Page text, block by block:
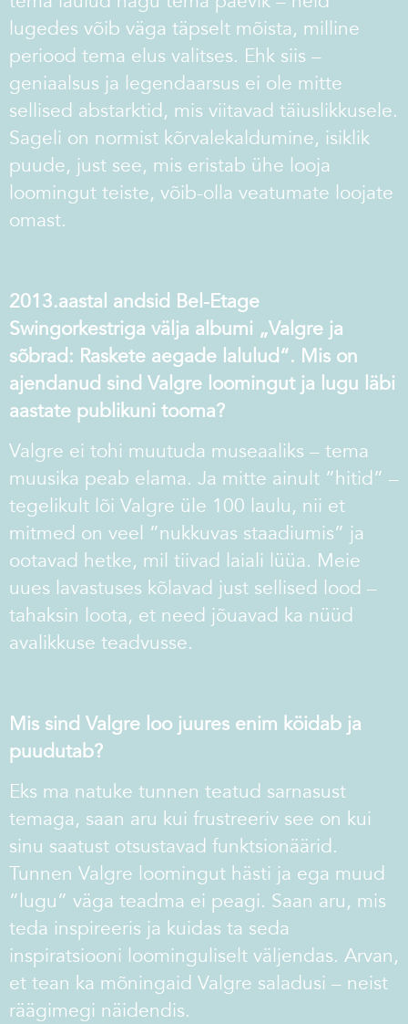
lugedes võib väga täpselt mõista, milline
periood tema elus valitses. Ehk siis –
geniaalsus ja legendaarsus ei ole mitte
sellised abstarktid, mis viitavad täiuslikkusele.
Sageli on normist kõrvalekaldumine, isiklik
puude, just see, mis eristab ühe looja
loomingut teiste, võib-olla veatumate loojate
omast.
2013.aastal andsid Bel-Etage
Swingorkestriga välja albumi „Valgre ja
sõbrad: Raskete aegade lalulud“. Mis on
ajendanud sind Valgre loomingut ja lugu läbi
aastate publikuni tooma?
Valgre ei tohi muutuda museaaliks – tema
muusika peab elama. Ja mitte ainult ”hitid” –
tegelikult lõi Valgre üle 100 laulu, nii et
mitmed on veel ”nukkuvas staadiumis” ja
ootavad hetke, mil tiivad laiali lüüa. Meie
uues lavastuses kõlavad just sellised lood –
tahaksin loota, et need jõuavad ka nüüd
avalikkuse teadvusse.
Mis sind Valgre loo juures enim köidab ja
puudutab?
Eks ma natuke tunnen teatud sarnasust
temaga, saan aru kui frustreeriv see on kui
sinu saatust otsustavad funktsionäärid.
Tunnen Valgre loomingut hästi ja ega muud
”lugu” väga teadma ei peagi. Saan aru, mis
teda inspireeris ja kuidas ta seda
inspiratsiooni loominguliselt väljendas. Arvan,
et tean ka mõningaid Valgre saladusi – neist
räägimegi näidendis.